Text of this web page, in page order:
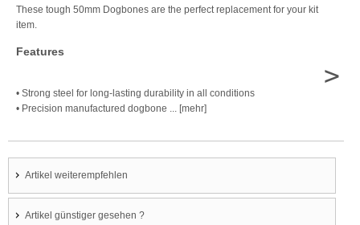
These tough 50mm Dogbones are the perfect replacement for your kit
item.
Features
• Strong steel for long-lasting durability in all conditions
• Precision manufactured dogbone ... [mehr]
>
Artikel weiterempfehlen
Artikel günstiger gesehen ?